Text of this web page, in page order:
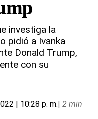
investiga la
pidió a Ivanka
Donald Trump,
con su
| 10:28 p. m.| 2 min